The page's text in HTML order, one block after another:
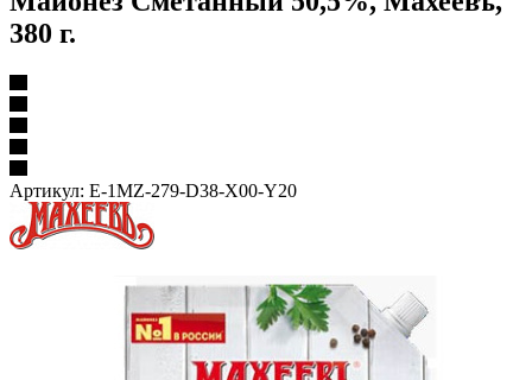
380 г.
Артикул: E-1MZ-279-D38-X00-Y20